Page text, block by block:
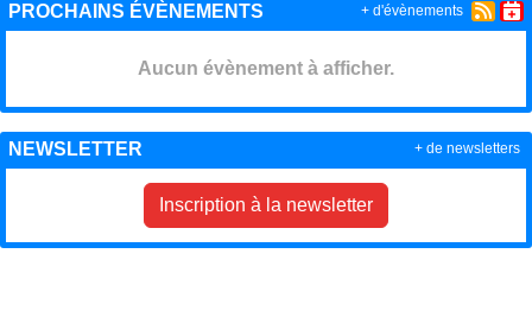
PROCHAINS ÉVÈNEMENTS
Aucun évènement à afficher.
+ d'évènements
NEWSLETTER
Inscription à la newsletter
+ de newsletters